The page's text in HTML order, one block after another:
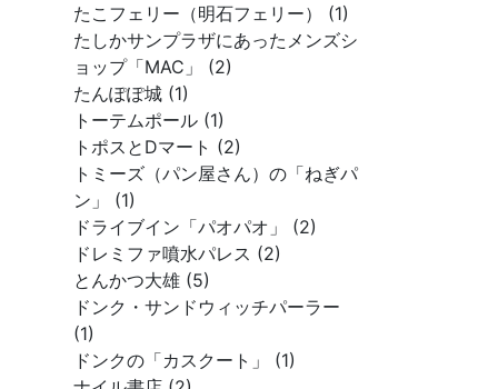
たこフェリー（明石フェリー） (1)
たしかサンプラザにあったメンズシ
ョップ「MAC」 (2)
たんぽぽ城 (1)
トーテムポール (1)
トポスとDマート (2)
トミーズ（パン屋さん）の「ねぎパ
ン」 (1)
ドライブイン「パオパオ」 (2)
ドレミファ噴水パレス (2)
とんかつ大雄 (5)
ドンク・サンドウィッチパーラー
(1)
ドンクの「カスクート」 (1)